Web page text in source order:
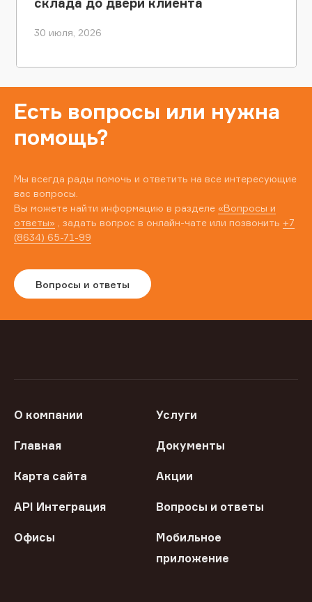
склада до двери клиента
30 июля, 2026
Есть вопросы или нужна
помощь?
Мы всегда рады помочь и ответить на все интересующие
вас вопросы.
Вы можете найти информацию в разделе «Вопросы и
ответы» , задать вопрос в онлайн-чате или позвонить +7
(8634) 65-71-99
Вопросы и ответы
О компании Услуги
Главная Документы
Карта сайта Акции
API Интеграция Вопросы и ответы
Офисы
Мобильное
приложение